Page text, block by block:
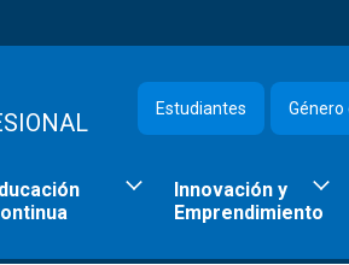
Estudiantes Género
Innovación y
Emprendimiento